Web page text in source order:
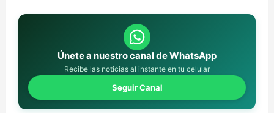
Únete a nuestro canal de WhatsApp
Recibe las noticias al instante en tu celular
Seguir Canal